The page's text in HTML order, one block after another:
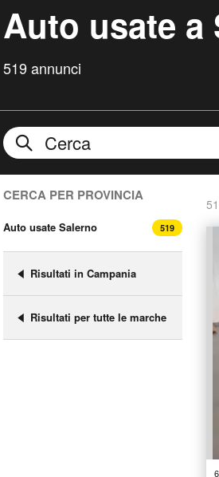
Auto usate a
519 annunci
CERCA PER PROVINCIA
Auto usate Salerno 519
Risultati in Campania
Risultati per tutte le marche